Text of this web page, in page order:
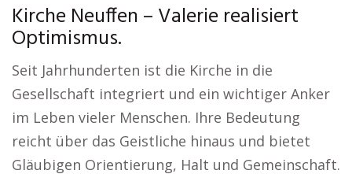
Kirche Neuffen – Valerie realisiert
Optimismus.
Seit Jahrhunderten ist die Kirche in die
Gesellschaft integriert und ein wichtiger Anker
im Leben vieler Menschen. Ihre Bedeutung
reicht über das Geistliche hinaus und bietet
Gläubigen Orientierung, Halt und Gemeinschaft.